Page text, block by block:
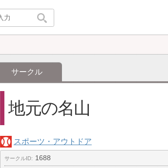
サークル
地元の名山
スポーツ・アウトドア
サークルID 1688